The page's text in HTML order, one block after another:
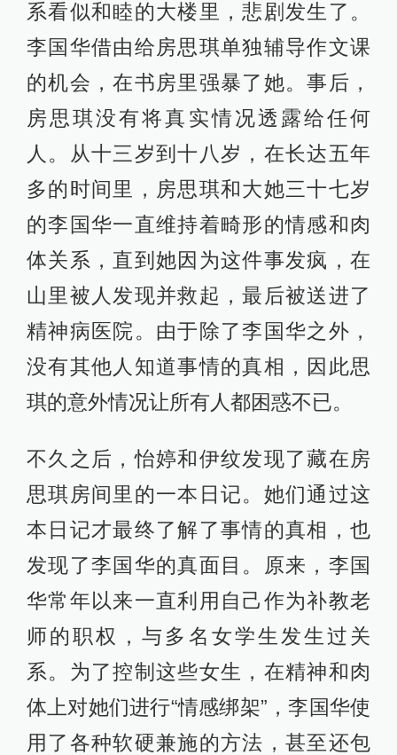
系看似和睦的大楼里，悲剧发生了。
李国华借由给房思琪单独辅导作文课
的机会，在书房里强暴了她。事后，
房思琪没有将真实情况透露给任何
人。从十三岁到十八岁，在长达五年
多的时间里，房思琪和大她三十七岁
的李国华一直维持着畸形的情感和肉
体关系，直到她因为这件事发疯，在
山里被人发现并救起，最后被送进了
精神病医院。由于除了李国华之外，
没有其他人知道事情的真相，因此思
琪的意外情况让所有人都困惑不已。
不久之后，怡婷和伊纹发现了藏在房
思琪房间里的一本日记。她们通过这
本日记才最终了解了事情的真相，也
发现了李国华的真面目。原来，李国
华常年以来一直利用自己作为补教老
师的职权，与多名女学生发生过关
系。为了控制这些女生，在精神和肉
体上对她们进行“情感绑架”，李国华使
用了各种软硬兼施的方法，甚至还包